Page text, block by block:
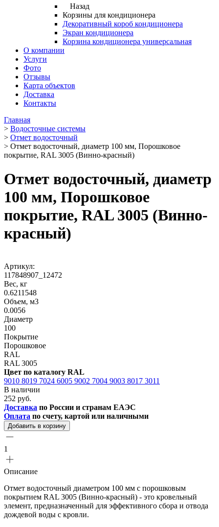
Назад
Корзины для кондиционера
Декоративный короб кондиционера
Экран кондиционера
Корзина кондиционера универсальная
О компании
Услуги
Фото
Отзывы
Карта объектов
Доставка
Контакты
Главная
> Водосточные системы
> Отмет водосточный
> Отмет водосточный, диаметр 100 мм, Порошковое
покрытие, RAL 3005 (Винно-красный)
Отмет водосточный, диаметр
100 мм, Порошковое
покрытие, RAL 3005 (Винно-
красный)
Артикул:
117848907_12472
Вес, кг
0.6211548
Объем, м3
0.0056
Диаметр
100
Покрытие
Порошковое
RAL
RAL 3005
Цвет по каталогу RAL
9010 8019 7024 6005 9002 7004 9003 8017 3011
В наличии
252 руб.
Доставка по России и странам ЕАЭС
Оплата по счету, картой или наличными
Добавить в корзину
1
Описание
Отмет водосточный диаметром 100 мм с порошковым
покрытием RAL 3005 (Винно-красный) - это кровельный
элемент, предназначенный для эффективного сбора и отвода
дождевой воды с кровли.